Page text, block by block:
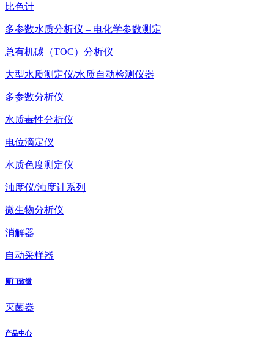
比色计
多参数水质分析仪 – 电化学参数测定
总有机碳（TOC）分析仪
大型水质测定仪/水质自动检测仪器
多参数分析仪
水质毒性分析仪
电位滴定仪
水质色度测定仪
浊度仪/浊度计系列
微生物分析仪
消解器
自动采样器
厦门致微
灭菌器
产品中心